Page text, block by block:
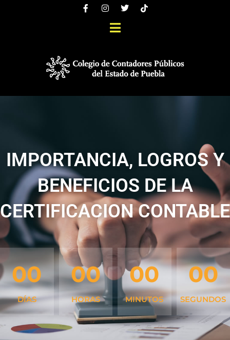
IMPORTANCIA, LOGROS Y
BENEFICIOS DE LA
CERTIFICACION CONTABLE
00
DÍAS
00
HORAS
00
MINUTOS
00
SEGUNDOS